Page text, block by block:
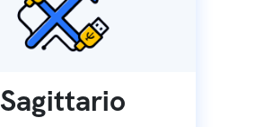
Sagittario